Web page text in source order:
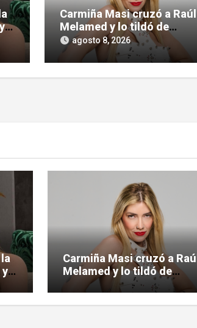
Carmiña Masi cruzó a Raúl
Melamed y lo tildó de
«reprimido»
agosto 8, 2026
Carmiña Masi cruzó a Raúl
Melamed y lo tildó de
«reprimido»